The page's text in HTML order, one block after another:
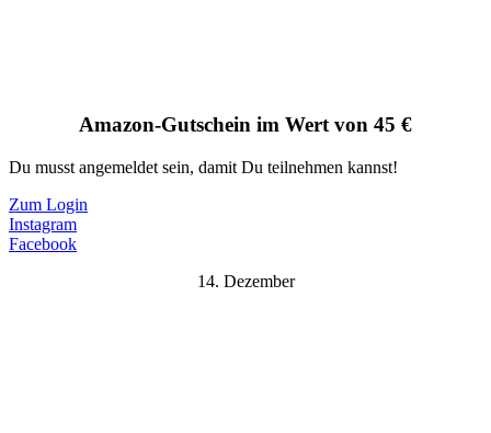
Amazon-Gutschein im Wert von 45 €
Du musst angemeldet sein, damit Du teilnehmen kannst!
Zum Login
Instagram
Facebook
14. Dezember